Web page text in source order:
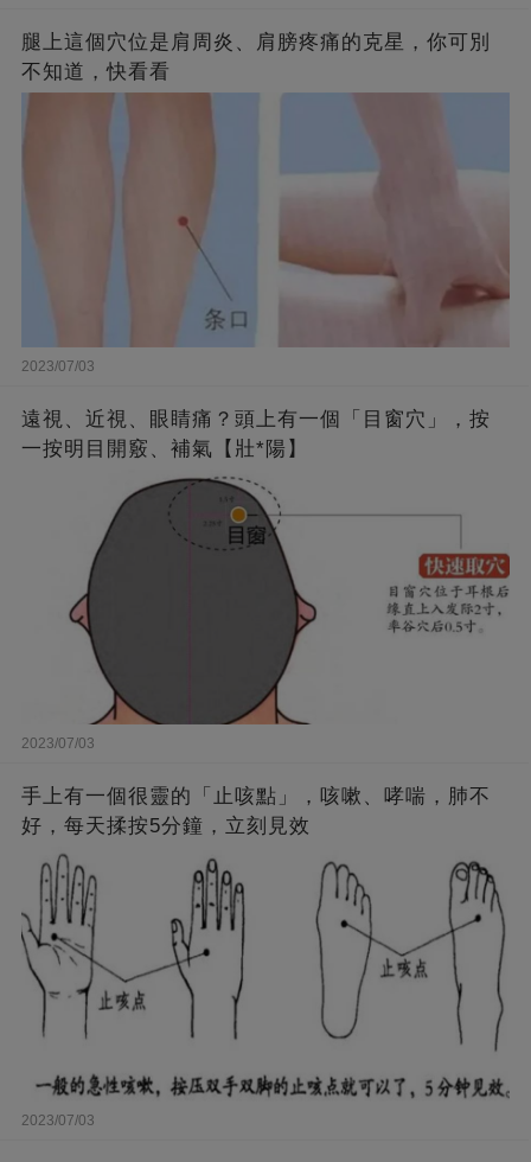
腿上這個穴位是肩周炎、肩膀疼痛的克星，你可別
不知道，快看看
2023/07/03
遠視、近視、眼睛痛？頭上有一個「目窗穴」，按
一按明目開竅、補氣【壯*陽】
2023/07/03
手上有一個很靈的「止咳點」，咳嗽、哮喘，肺不
好，每天揉按5分鐘，立刻見效
2023/07/03